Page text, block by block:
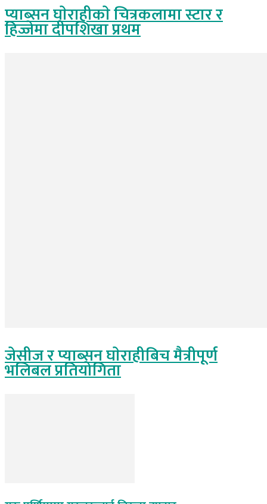
प्याब्सन घाेराहीकाे चित्रकलामा स्टार र
हिज्जेमा दीपशिखा प्रथम
जेसीज र प्याब्सन घाेराहीबिच मैत्रीपूर्ण
भलिबल प्रतियोगिता